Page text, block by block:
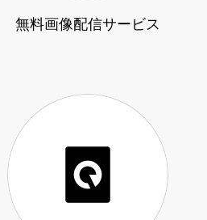
無料画像配信サービス